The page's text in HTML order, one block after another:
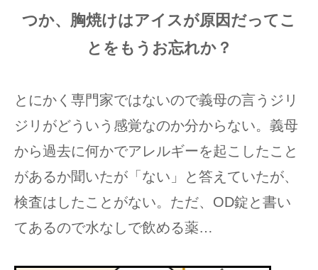
つか、胸焼けはアイスが原因だってこ
とをもうお忘れか？
とにかく専門家ではないので義母の言うジリ
ジリがどういう感覚なのか分からない。義母
から過去に何かでアレルギーを起こしたこと
があるか聞いたが「ない」と答えていたが、
検査はしたことがない。ただ、OD錠と書い
てあるので水なしで飲める薬…